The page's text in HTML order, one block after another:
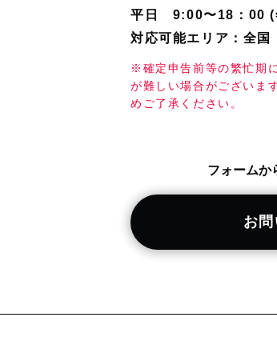
平日 9:00〜18：00 (
対応可能エリア：全国
※確定申告前等の繁忙期
が難しい場合がございま
めご了承ください。
フォームか
お